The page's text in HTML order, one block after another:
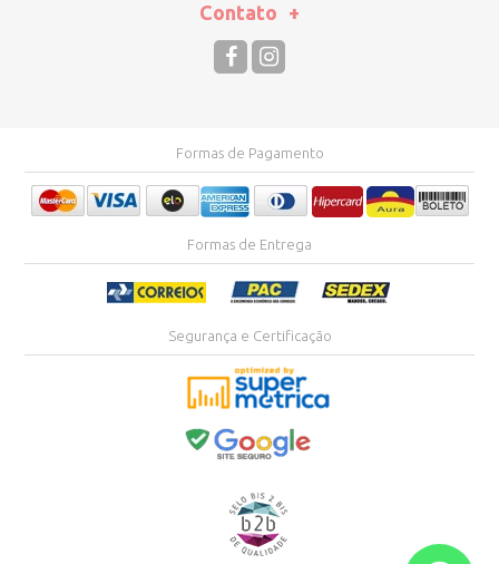
Contato
Formas de Pagamento
Formas de Entrega
Segurança e Certificação